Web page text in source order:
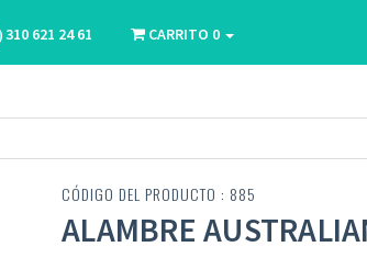
310 621 24 61 CARRITO 0
CÓDIGO DEL PRODUCTO : 885
ALAMBRE